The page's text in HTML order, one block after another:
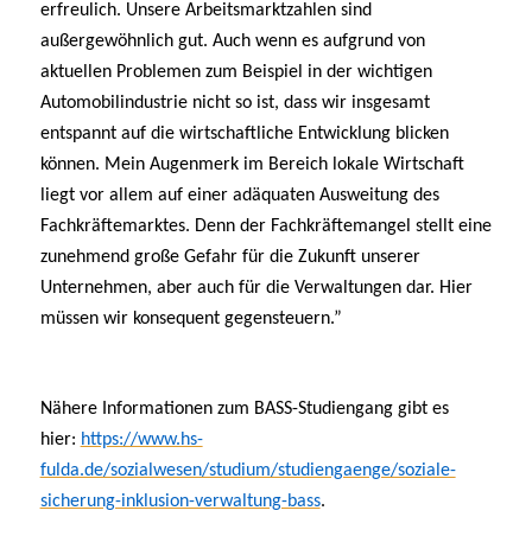
erfreulich. Unsere Arbeitsmarktzahlen sind
außergewöhnlich gut. Auch wenn es aufgrund von
aktuellen Problemen zum Beispiel in der wichtigen
Automobilindustrie nicht so ist, dass wir insgesamt
entspannt auf die wirtschaftliche Entwicklung blicken
können. Mein Augenmerk im Bereich lokale Wirtschaft
liegt vor allem auf einer adäquaten Ausweitung des
Fachkräftemarktes. Denn der Fachkräftemangel stellt eine
zunehmend große Gefahr für die Zukunft unserer
Unternehmen, aber auch für die Verwaltungen dar. Hier
müssen wir konsequent gegensteuern.”
Nähere Informationen zum BASS-Studiengang gibt es
hier: https://www.hs-
fulda.de/sozialwesen/studium/studiengaenge/soziale-
sicherung-inklusion-verwaltung-bass.